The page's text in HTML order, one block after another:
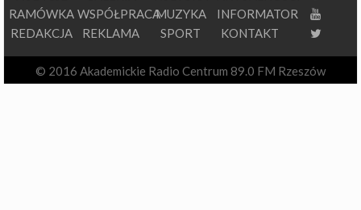
RAMÓWKA
REDAKCJA
WSPÓŁPRACA
REKLAMA
MUZYKA
SPORT
INFORMATOR
KONTAKT
© 2016 Akademickie Radio Centrum 89.0 FM Rzeszów